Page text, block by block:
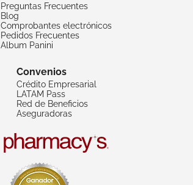
Preguntas Frecuentes
Blog
Comprobantes electrónicos
Pedidos Frecuentes
Album Panini
Convenios
Crédito Empresarial
LATAM Pass
Red de Beneficios
Aseguradoras